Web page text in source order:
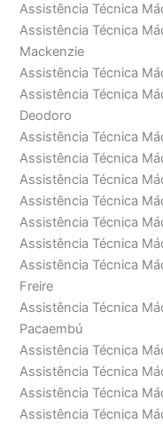
Assistência Técnica
Assistência Técnica
Mackenzie
Assistência Técnica
Assistência Técnica
Deodoro
Assistência Técnica
Assistência Técnica
Assistência Técnica
Assistência Técnica
Assistência Técnica
Assistência Técnica
Assistência Técnica
Freire
Assistência Técnica
Pacaembú
Assistência Técnica
Assistência Técnica
Assistência Técnica
Assistência Técnica